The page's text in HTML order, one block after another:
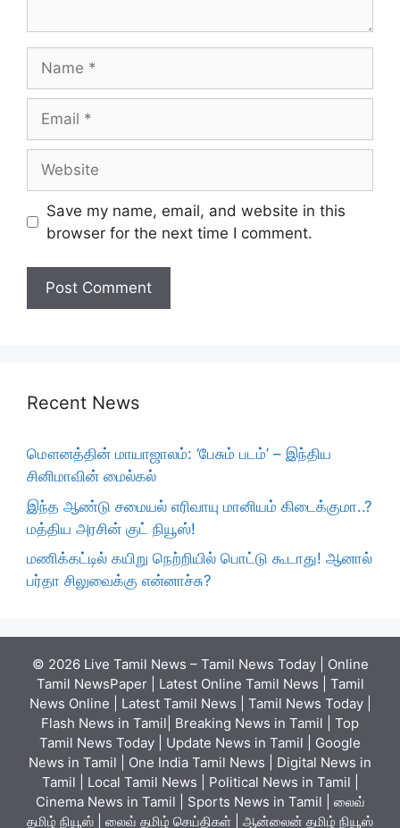
Save my name, email, and website in this
browser for the next time I comment.
Recent News
மௌனத்தின் மாயாஜாலம்: ‘பேசும் படம்’ – இந்திய
சினிமாவின் மைல்கல்
இந்த ஆண்டு சமையல் எரிவாயு மானியம் கிடைக்குமா..?
மத்திய அரசின் குட் நியூஸ்!
மணிக்கட்டில் கயிறு நெற்றியில் பொட்டு கூடாது! ஆனால்
பர்தா சிலுவைக்கு என்னாச்சு?
© 2026 Live Tamil News – Tamil News Today | Online
Tamil NewsPaper | Latest Online Tamil News | Tamil
News Online | Latest Tamil News | Tamil News Today |
Flash News in Tamil| Breaking News in Tamil | Top
Tamil News Today | Update News in Tamil | Google
News in Tamil | One India Tamil News | Digital News in
Tamil | Local Tamil News | Political News in Tamil |
Cinema News in Tamil | Sports News in Tamil | லைவ்
தமிழ் நியூஸ் | லைவ் தமிழ் செய்திகள் | ஆன்லைன் தமிழ் நியூஸ்